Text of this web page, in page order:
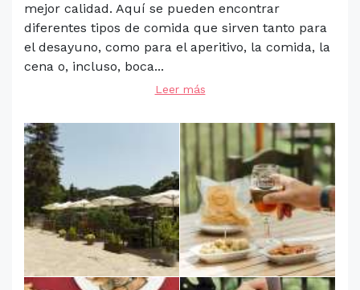
mejor calidad. Aquí se pueden encontrar
diferentes tipos de comida que sirven tanto para
el desayuno, como para el aperitivo, la comida, la
cena o, incluso, boca...
Leer más